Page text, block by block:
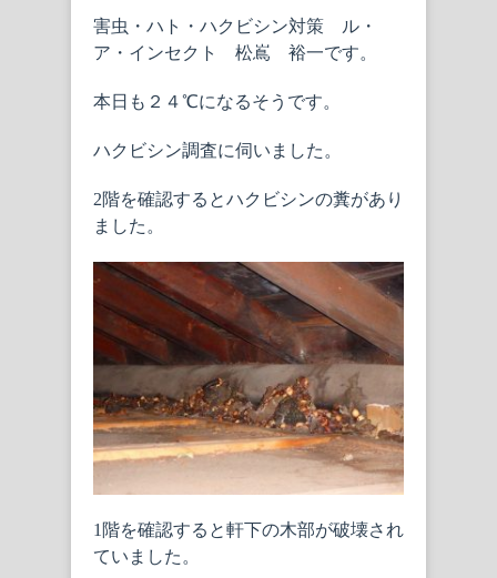
害虫・ハト・ハクビシン対策 ル・
ア・インセクト 松嶌 裕一です。
本日も２４℃になるそうです。
ハクビシン調査に伺いました。
2階を確認するとハクビシンの糞があり
ました。
1階を確認すると軒下の木部が破壊され
ていました。